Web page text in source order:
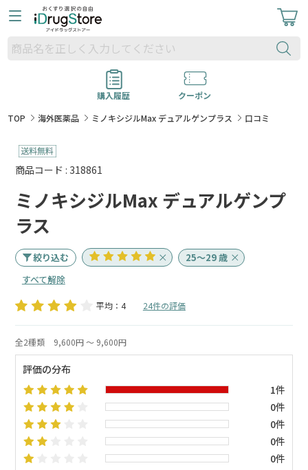
購入履歴
クーポン
TOP
海外医薬品 ミノキシジルMax デュアルゲンプラス 口コミ
商品コード : 318861
ミノキシジルMax デュアルゲンプ
ラス
絞り込む
25～29 歳
すべて解除
平均：4 24件の評価
全2種類 9,600円 ～ 9,600円
評価の分布
1件
0件
0件
0件
0件